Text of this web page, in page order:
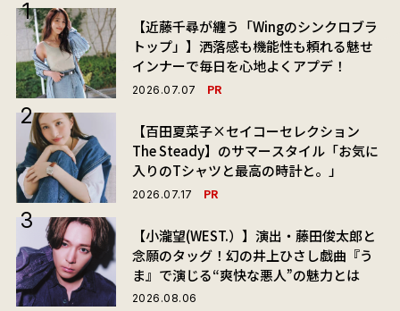
【近藤千尋が纏う「Wingのシンクロブラ
トップ」】洒落感も機能性も頼れる魅せ
インナーで毎日を心地よくアプデ！
2026.07.07 PR
【百田夏菜子×セイコーセレクション
The Steady】のサマースタイル「お気に
入りのTシャツと最高の時計と。」
2026.07.17 PR
【小瀧望(WEST.）】演出・藤田俊太郎と
念願のタッグ！幻の井上ひさし戯曲『う
ま』で演じる“爽快な悪人”の魅力とは
2026.08.06